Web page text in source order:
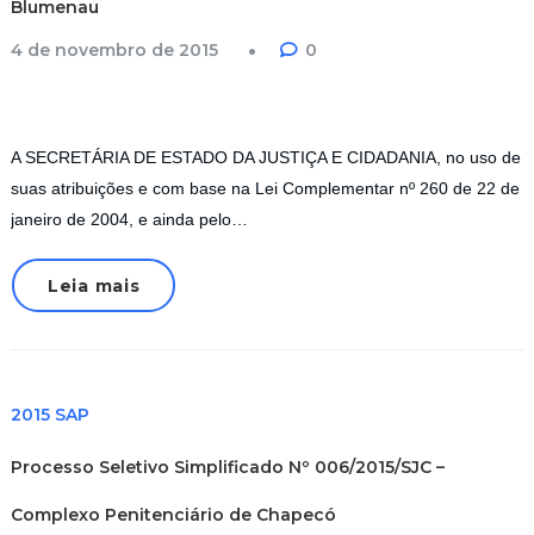
Blumenau
4 de novembro de 2015
0
A SECRETÁRIA DE ESTADO DA JUSTIÇA E CIDADANIA, no uso de
suas atribuições e com base na Lei Complementar nº 260 de 22 de
janeiro de 2004, e ainda pelo…
Leia mais
2015 SAP
Processo Seletivo Simplificado Nº 006/2015/SJC –
Complexo Penitenciário de Chapecó